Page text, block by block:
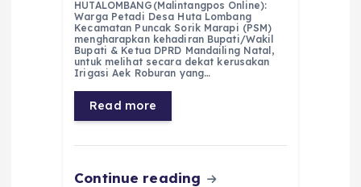
c
e
b
o
o
k
a
ts
A
p
p
e
g
r
a
m
ss
e
n
ai
l
a
re
HUTALOMBANG(Malintangpos Online):
Warga Petadi Desa Huta Lombang
Kecamatan Puncak Sorik Marapi (PSM)
mengharapkan kehadiran Bupati/Wakil
Bupati & Ketua DPRD Mandailing Natal,
untuk melihat secara dekat kerusakan
Irigasi Aek Roburan yang…
Read more
Continue reading